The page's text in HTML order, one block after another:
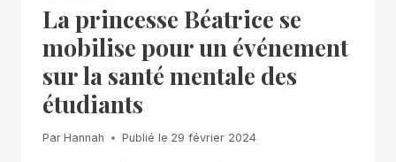
La princesse Béatrice se
mobilise pour un événement
sur la santé mentale des
étudiants
Par Hannah Publié le 29 février 2024